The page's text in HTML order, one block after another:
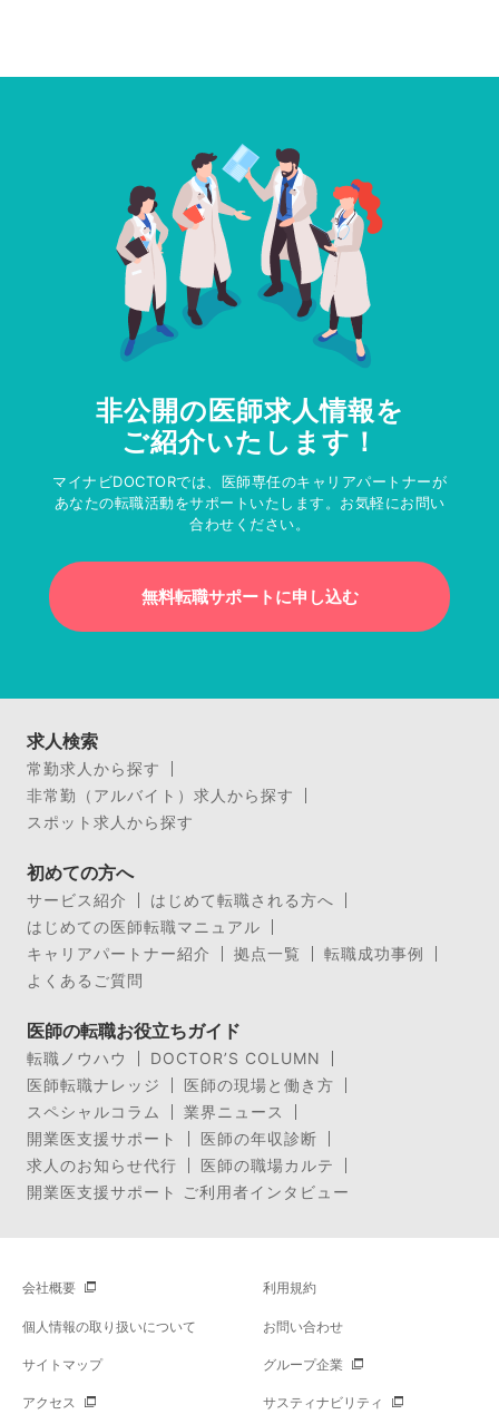
非公開の医師求人情報を
ご紹介いたします！
マイナビDOCTORでは、医師専任のキャリアパートナーが
あなたの転職活動をサポートいたします。お気軽にお問い
合わせください。
無料転職サポートに申し込む
求人検索
常勤求人から探す
非常勤（アルバイト）求人から探す
スポット求人から探す
初めての方へ
サービス紹介
はじめて転職される方へ
はじめての医師転職マニュアル
キャリアパートナー紹介
拠点一覧
転職成功事例
よくあるご質問
医師の転職お役立ちガイド
転職ノウハウ
DOCTOR’S COLUMN
医師転職ナレッジ
医師の現場と働き方
スペシャルコラム
業界ニュース
開業医支援サポート
医師の年収診断
求人のお知らせ代行
医師の職場カルテ
開業医支援サポート ご利用者インタビュー
会社概要 利用規約
個人情報の取り扱いについて お問い合わせ
サイトマップ グループ企業
アクセス サスティナビリティ